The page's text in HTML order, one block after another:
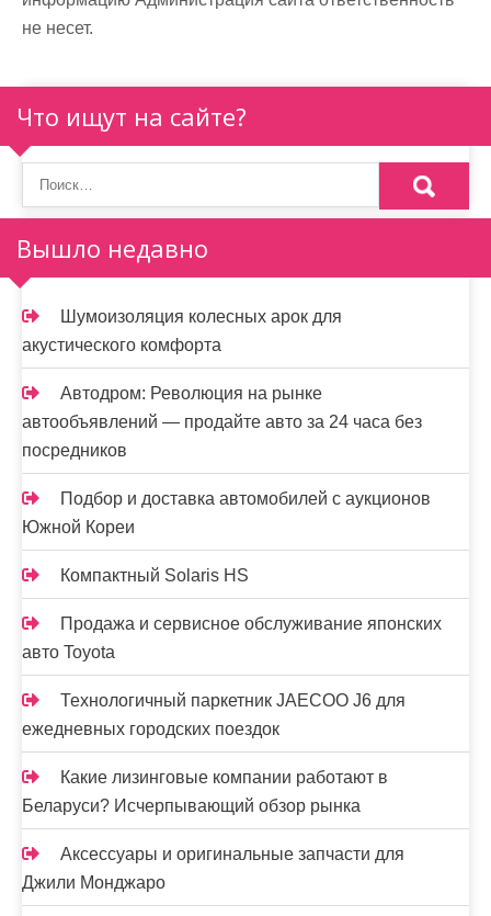
не несет.
Что ищут на сайте?
Вышло недавно
Шумоизоляция колесных арок для
акустического комфорта
Автодром: Революция на рынке
автообъявлений — продайте авто за 24 часа без
посредников
Подбор и доставка автомобилей с аукционов
Южной Кореи
Компактный Solaris HS
Продажа и сервисное обслуживание японских
авто Toyota
Технологичный паркетник JAECOO J6 для
ежедневных городских поездок
Какие лизинговые компании работают в
Беларуси? Исчерпывающий обзор рынка
Аксессуары и оригинальные запчасти для
Джили Монджаро